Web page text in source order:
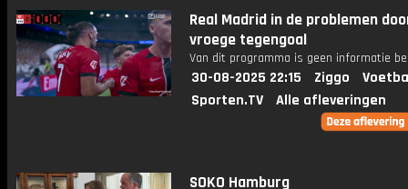
Real Madrid in de problemen
vroege tegengoal
Van dit programma is geen informatie
30-08-2025 22:15 Ziggo
Sporten.TV
Alle afleveringen
SOKO Hamburg